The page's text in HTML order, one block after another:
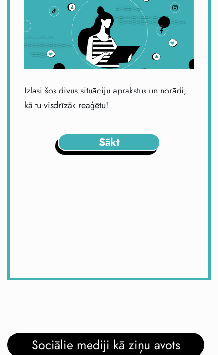
Izlasi šos divus situāciju aprakstus un norādi,
kā tu visdrīzāk reaģētu!
Sākt
Sociālie mediji kā ziņu avots